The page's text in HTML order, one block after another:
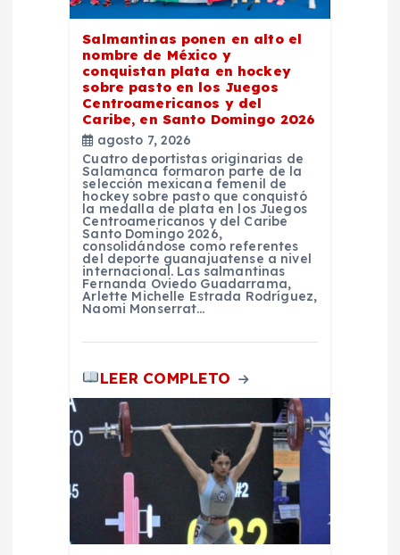
Salmantinas ponen en alto el
nombre de México y
conquistan plata en hockey
sobre pasto en los Juegos
Centroamericanos y del
Caribe, en Santo Domingo 2026
agosto 7, 2026
Cuatro deportistas originarias de
Salamanca formaron parte de la
selección mexicana femenil de
hockey sobre pasto que conquistó
la medalla de plata en los Juegos
Centroamericanos y del Caribe
Santo Domingo 2026,
consolidándose como referentes
del deporte guanajuatense a nivel
internacional. Las salmantinas
Fernanda Oviedo Guadarrama,
Arlette Michelle Estrada Rodríguez,
Naomi Monserrat…
LEER COMPLETO